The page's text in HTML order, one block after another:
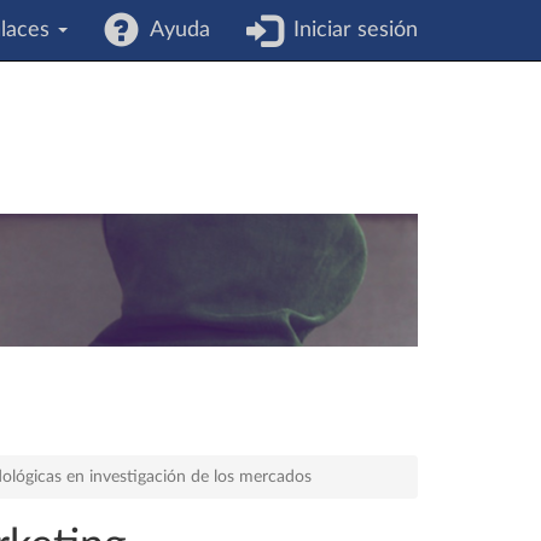
Ayuda Iniciar sesión
en investigación de los mercados